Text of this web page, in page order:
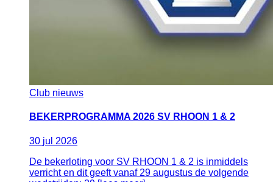
Club nieuws
BEKERPROGRAMMA 2026 SV RHOON 1 & 2
30 jul 2026
De bekerloting voor SV RHOON 1 & 2 is inmiddels
verricht en dit geeft vanaf 29 augustus de volgende